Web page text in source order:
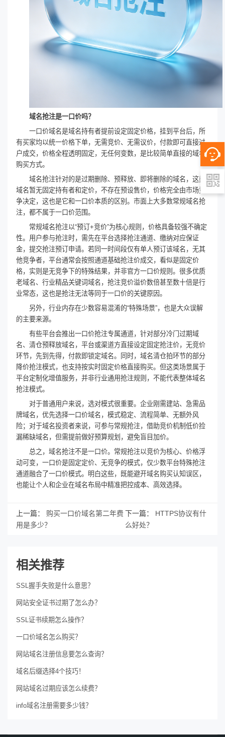
域名抢注是一口价吗？
一口价域名是域名持有者提前设定固定价格，挂到平台后，所
有买家均以统一价格下单，无需竞价、无需议价，付款即可直接过
户成交，价格全程透明固定，无任何变数，是比较简单直接的域名
购买方式。
域名抢注针对的是过期删除、预释放、即将删除的域名，这类
域名暂无固定持有者和定价，不存在预设售价，价格完全由市场竞
争决定，这也是它和一口价本质的区别。市面上大多数常规域名抢
注，都不属于一口价范围。
常规域名抢注以“预订+竞价”为核心规则，价格具备较强不确定
性。用户参与抢注时，需先在平台选择抢注通道、缴纳对应保证
金，提交抢注预订申请。若同一时间段仅有单人预订该域名，无其
他竞争者，平台通常会按照通道基础抢注价成交，看似是固定价
格，实则是无竞争下的特殊结果，并非官方一口价规则。很多优质
老域名、行业精品关键词域名，抢注竞价溢价数倍甚至数十倍是行
业常态，这也是抢注无法等同于一口价的关键原因。
另外，行业内存在少数容易混淆的“特殊场景”，也是大众误解
的主要来源。
有些平台会推出一口价抢注专属通道，针对部分冷门过期域
名、清仓预释放域名，平台或渠道方直接设定固定抢注价，无竞价
环节，先到先得，付款即锁定域名。同时，域名清仓拍环节的部分
降价抢注模式，也支持按实时固定价格直接购买。但这类场景属于
平台定制化增值服务，并非行业通用抢注规则，不能代表整体域名
抢注模式。
对于普通用户来说，选对模式很重要。企业刚需建站、急需品
牌域名，优先选择一口价域名，模式稳定、流程简单、无额外风
险；对于域名投资者来说，可参与常规抢注，借助竞价机制低价捡
漏稀缺域名，但需提前做好预算规划，避免盲目加价。
总之，域名抢注不是一口价。常规抢注以竞价为核心、价格浮
动可变，一口价是固定定价、无竞争的模式，仅少数平台特殊抢注
通道融合了一口价模式。明白这些，既能避开域名购买认知误区，
也能让个人和企业在域名布局中精准把控成本、高效选择。
上一篇： 购买一口价域名第二年费
用是多少？
下一篇： HTTPS协议有什
么好处？
相关推荐
SSL握手失败是什么意思？
网站安全证书过期了怎么办？
SSL证书续期怎么操作？
一口价域名怎么购买？
网站域名注册信息要怎么查询？
域名后缀选择4个技巧！
网站域名过期应该怎么续费？
info域名注册需要多少钱？